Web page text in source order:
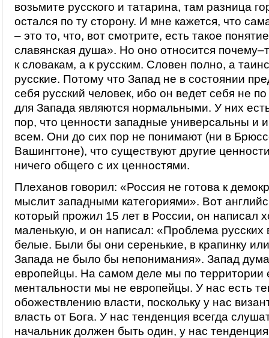
возьмите русского и татарина, там разница
остался по ту сторону. И мне кажется, что
– это то, что, вот смотрите, есть такое
славянская душа». Но оно относится
к словакам, а к русским. Словен полно, а
русские. Потому что Запад не в состоянии
себя русский человек, ибо он ведет себя не
для Запада являются нормальными. У них
пор, что ценности западные универсальны и
всем. Они до сих пор не понимают (ни в
Вашингтоне), что существуют другие
ничего общего с их ценностями.
Плеханов говорил: «Россия не готова к
мыслит западными категориями». Вот
который прожил 15 лет в России, он написал
маленькую, и он написал: «Проблема русских
белые. Были бы они серенькие, в крапинку или
Запада не было бы непонимания». Запад
европейцы. На самом деле мы по территории
ментальности мы не европейцы. У нас есть
обожествлению власти, поскольку у нас
власть от Бога. У нас тенденция всегда
начальник должен быть один, у нас